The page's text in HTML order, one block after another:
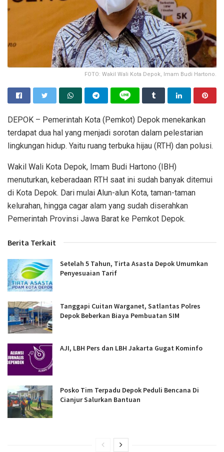
FOTO: Wakil Wali Kota Depok, Imam Budi Hartono.
DEPOK – Pemerintah Kota (Pemkot) Depok menekankan
terdapat dua hal yang menjadi sorotan dalam pelestarian
lingkungan hidup. Yaitu ruang terbuka hijau (RTH) dan polusi.
Wakil Wali Kota Depok, Imam Budi Hartono (IBH)
menuturkan, keberadaan RTH saat ini sudah banyak ditemui
di Kota Depok. Dari mulai Alun-alun Kota, taman-taman
kelurahan, hingga cagar alam yang sudah diserahkan
Pemerintah Provinsi Jawa Barat ke Pemkot Depok.
Berita Terkait
Setelah 5 Tahun, Tirta Asasta Depok Umumkan
Penyesuaian Tarif
Tanggapi Cuitan Warganet, Satlantas Polres
Depok Beberkan Biaya Pembuatan SIM
AJI, LBH Pers dan LBH Jakarta Gugat Kominfo
Posko Tim Terpadu Depok Peduli Bencana Di
Cianjur Salurkan Bantuan